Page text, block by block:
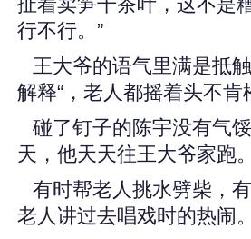
扯着卖笋干茶叶，这不是
行不行。”
王大爷的语气里满是抵
解释“，老人都摇着头不肯
碰了钉子的陈宇没有气
天，他天天往王大爷家跑。
有时帮老人挑水劈柴，
老人讲过去唱戏时的热闹。